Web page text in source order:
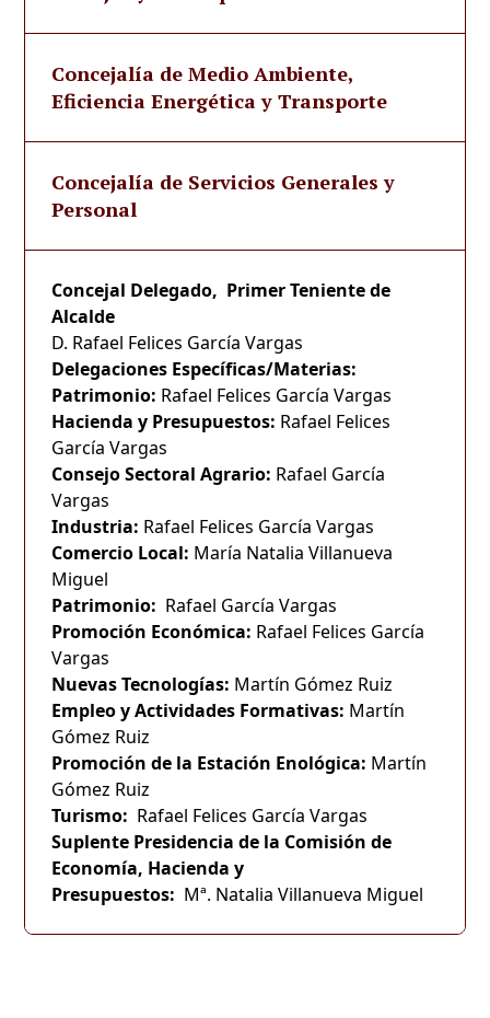
Concejalía de Medio Ambiente,
Eficiencia Energética y Transporte
Concejalía de Servicios Generales y
Personal
Concejal Delegado, Primer Teniente de
Alcalde
D. Rafael Felices García Vargas
Delegaciones Específicas/Materias:
Patrimonio: Rafael Felices García Vargas
Hacienda y Presupuestos: Rafael Felices
García Vargas
Consejo Sectoral Agrario: Rafael García
Vargas
Industria: Rafael Felices García Vargas
Comercio Local: María Natalia Villanueva
Miguel
Patrimonio: Rafael García Vargas
Promoción Económica: Rafael Felices García
Vargas
Nuevas Tecnologías: Martín Gómez Ruiz
Empleo y Actividades Formativas: Martín
Gómez Ruiz
Promoción de la Estación Enológica: Martín
Gómez Ruiz
Turismo: Rafael Felices García Vargas
Suplente Presidencia de la Comisión de
Economía, Hacienda y
Presupuestos: Mª. Natalia Villanueva Miguel